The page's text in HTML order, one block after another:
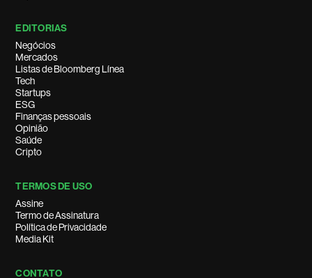
EDITORIAS
Negócios
Mercados
Listas de Bloomberg Línea
Tech
Startups
ESG
Finanças pessoais
Opinião
Saúde
Cripto
TERMOS DE USO
Assine
Termo de Assinatura
Política de Privacidade
Media Kit
CONTATO